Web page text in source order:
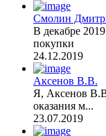
Смолин
В декабре
покупки
24.12.2019
Аксенов В.В.
Я, Аксенов
оказания м...
23.07.2019